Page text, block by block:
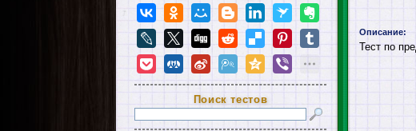
Описание:
Тест по
Поиск тестов